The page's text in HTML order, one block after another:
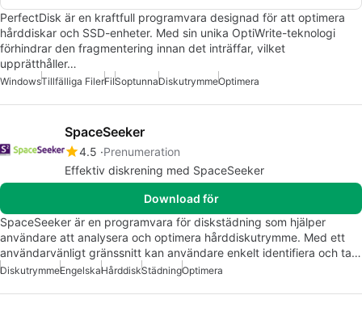
PerfectDisk är en kraftfull programvara designad för att optimera
hårddiskar och SSD-enheter. Med sin unika OptiWrite-teknologi
förhindrar den fragmentering innan det inträffar, vilket
upprätthåller…
WindowsTillfälliga FilerFilSoptunnaDiskutrymmeOptimera
SpaceSeeker
4.5 Prenumeration
Effektiv diskrening med SpaceSeeker
Download för
SpaceSeeker är en programvara för diskstädning som hjälper
användare att analysera och optimera hårddiskutrymme. Med ett
användarvänligt gränssnitt kan användare enkelt identifiera och ta…
DiskutrymmeEngelskaHårddiskStädningOptimera